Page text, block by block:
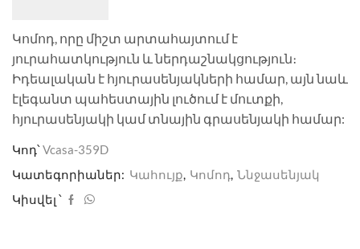
Կոմոդ, որը միշտ արտահայտում է
յուրահատկություն և ներդաշնակցություն։
Իդեալական է հյուրասենյակների համար, այն նաև
էլեգանտ պահեստային լուծում է մուտքի,
հյուրասենյակի կամ տնային գրասենյակի համար:
Կոդ՝Vcasa-359D
Կատեգորիաներ: Կահույք, Կոմոդ, Ննջասենյակ
Կիսվել ՝